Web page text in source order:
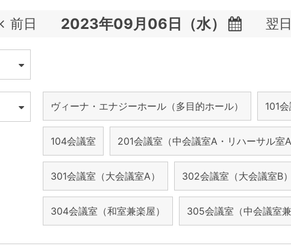
前日  翌日
ヴィーナ・エナジーホール（多目的ホール） 101
104会議室 201会議室（中会議室A・リハーサル室A
301会議室（大会議室A） 302会議室（大会議室B）
304会議室（和室兼楽屋） 305会議室（中会議室兼